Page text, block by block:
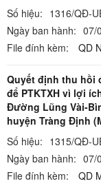
Số hiệu: 1316/QĐ-
Ngày ban hành: 07/
File đính kèm:
QD
Quyết định thu hồi
để PTKTXH vì lợi
Đường Lũng Vài-
huyện Tràng Định
Số hiệu: 1315/QĐ-
Ngày ban hành: 07/
File đính kèm:
QD